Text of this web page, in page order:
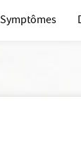
Symptômes